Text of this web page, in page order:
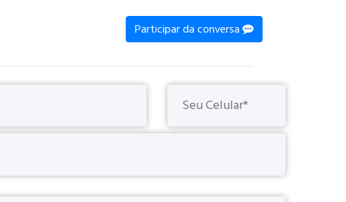
Participar da conversa